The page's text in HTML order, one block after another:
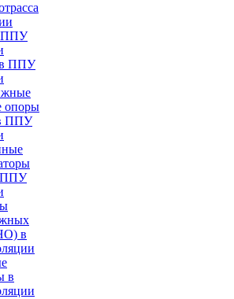
ППУ
ППУ
опоры
ППУ
ППУ
в
в